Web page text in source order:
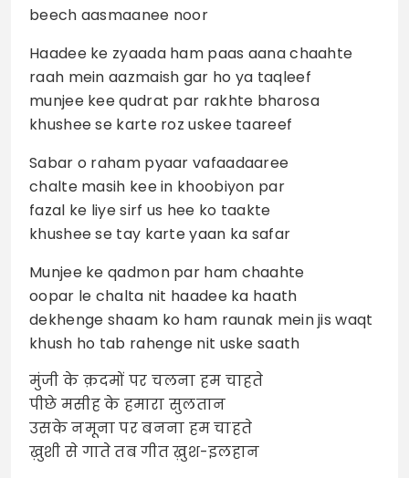
beech aasmaanee noor
Haadee ke zyaada ham paas aana chaahte
raah mein aazmaish gar ho ya taqleef
munjee kee qudrat par rakhte bharosa
khushee se karte roz uskee taareef
Sabar o raham pyaar vafaadaaree
chalte masih kee in khoobiyon par
fazal ke liye sirf us hee ko taakte
khushee se tay karte yaan ka safar
Munjee ke qadmon par ham chaahte
oopar le chalta nit haadee ka haath
dekhenge shaam ko ham raunak mein jis waqt
khush ho tab rahenge nit uske saath
मुंजी के क़दमों पर चलना हम चाहते
पीछे मसीह के हमारा सुलतान
उसके नमूना पर बनना हम चाहते
ख़ुशी से गाते तब गीत ख़ुश-इलहान